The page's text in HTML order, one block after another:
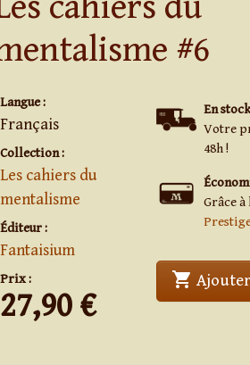
#6
Langue :
Français
Collection :
Les cahiers du
mentalisme
Éditeur :
Fantaisium
Prix :
27,90 €
En stock
Votre
48h !
Grâce à
shopping_cart